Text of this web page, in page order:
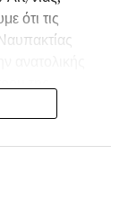
ότι τις
το Καλοκαίρι
οικισμού της